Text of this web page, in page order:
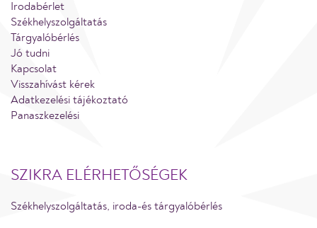
Irodabérlet
Székhelyszolgáltatás
Tárgyalóbérlés
Jó tudni
Kapcsolat
Visszahívást kérek
Adatkezelési tájékoztató
Panaszkezelési
SZIKRA ELÉRHETŐSÉGEK
Székhelyszolgáltatás, iroda-és tárgyalóbérlés